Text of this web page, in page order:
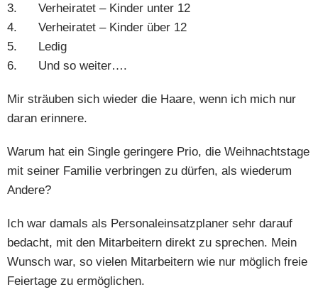
3. Verheiratet – Kinder unter 12
4. Verheiratet – Kinder über 12
5. Ledig
6. Und so weiter….
Mir sträuben sich wieder die Haare, wenn ich mich nur
daran erinnere.
Warum hat ein Single geringere Prio, die Weihnachtstage
mit seiner Familie verbringen zu dürfen, als wiederum
Andere?
Ich war damals als Personaleinsatzplaner sehr darauf
bedacht, mit den Mitarbeitern direkt zu sprechen. Mein
Wunsch war, so vielen Mitarbeitern wie nur möglich freie
Feiertage zu ermöglichen.